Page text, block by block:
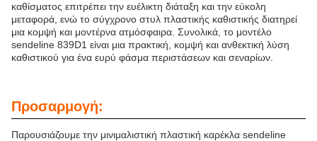
καθίσματος επιτρέπει την ευέλικτη διάταξη και την εύκολη
μεταφορά, ενώ το σύγχρονο στυλ πλαστικής καθιστικής διατηρεί
μια κομψή και μοντέρνα ατμόσφαιρα. Συνολικά, το μοντέλο
sendeline 839D1 είναι μια πρακτική, κομψή και ανθεκτική λύση
καθιστικού για ένα ευρύ φάσμα περιστάσεων και σεναρίων.
Προσαρμογή:
Παρουσιάζουμε την μινιμαλιστική πλαστική καρέκλα sendeline